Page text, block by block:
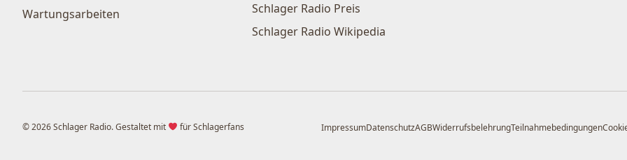
Wartungsarbeiten
Schlager Radio Preis
Schlager Radio Wikipedia
© 2026 Schlager Radio. Gestaltet mit für Schlagerfans ImpressumDatenschutzAGBWiderrufsbelehrungTeilnahmebedingungen